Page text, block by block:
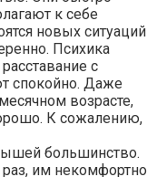
к себе
новых ситуаций
Психика
с
спокойно. Даже
возрасте,
К сожалению,
большинство.
им некомфортно